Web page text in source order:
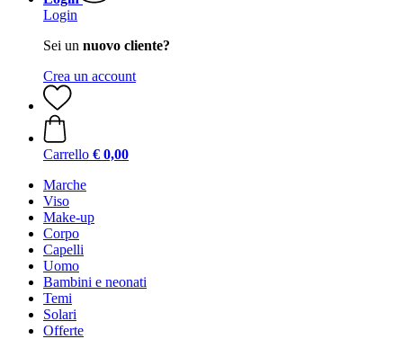
Login
Sei un nuovo cliente?
Crea un account
Carrello € 0,00
Marche
Viso
Make-up
Corpo
Capelli
Uomo
Bambini e neonati
Temi
Solari
Offerte